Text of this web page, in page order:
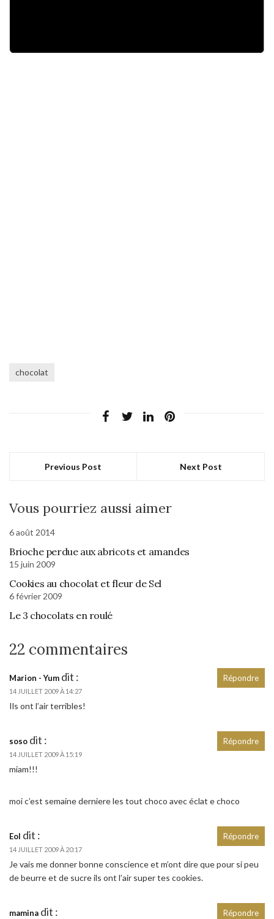
chocolat
Previous Post Next Post
Vous pourriez aussi aimer
6 août 2014
Brioche perdue aux abricots et amandes
15 juin 2009
Cookies au chocolat et fleur de Sel
6 février 2009
Le 3 chocolats en roulé
22 commentaires
Marion - Yum dit :
14 JUILLET 2009 À 14:27
Ils ont l’air terribles!
Répondre
soso dit :
14 JUILLET 2009 À 15:19
miam!!!
moi c’est semaine derniere les tout choco avec éclat e choco
Répondre
Eol dit :
14 JUILLET 2009 À 20:17
Je vais me donner bonne conscience et m’ont dire que pour si peu
de beurre et de sucre ils ont l’air super tes cookies.
Répondre
mamina dit : Répondre